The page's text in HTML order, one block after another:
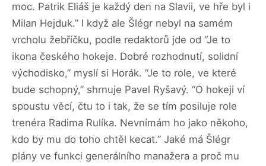
moc. Patrik Eliáš je každý den na Slavii, ve hře byl i
Milan Hejduk.” I když ale Šlégr nebyl na samém
vrcholu žebříčku, podle redaktorů jde od “Je to
ikona českého hokeje. Dobré rozhodnutí, solidní
východisko,” myslí si Horák. “Je to role, ve které
bude schopný,” shrnuje Pavel Ryšavý. “O hokeji ví
spoustu věcí, čtu to i tak, že se tím posiluje role
trenéra Radima Rulíka. Nevnímám ho jako někoho,
kdo by mu do toho chtěl kecat.” Jaké má Šlégr
plány ve funkci generálního manažera a proč mu